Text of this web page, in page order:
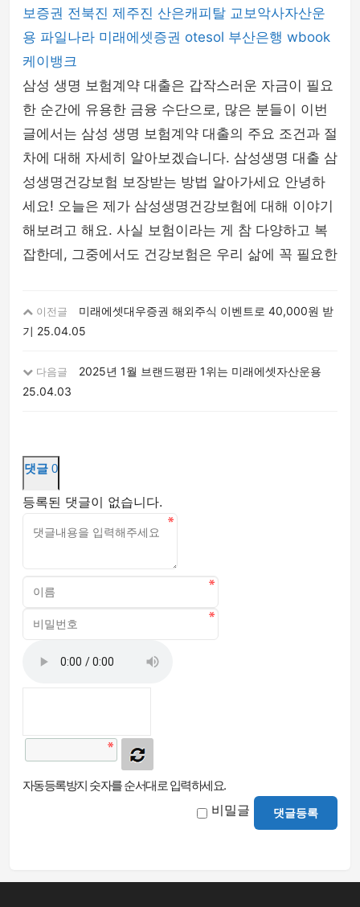
보증권 전북진 제주진 산은캐피탈 교보악사자산운
용 파일나라 미래에셋증권 otesol 부산은행 wbook
케이뱅크
삼성 생명 보험계약 대출은 갑작스러운 자금이 필요
한 순간에 유용한 금융 수단으로, 많은 분들이 이번
글에서는 삼성 생명 보험계약 대출의 주요 조건과 절
차에 대해 자세히 알아보겠습니다. 삼성생명 대출 삼
성생명건강보험 보장받는 방법 알아가세요 안녕하
세요! 오늘은 제가 삼성생명건강보험에 대해 이야기
해보려고 해요. 사실 보험이라는 게 참 다양하고 복
잡한데, 그중에서도 건강보험은 우리 삶에 꼭 필요한
이전글
미래에셋대우증권 해외주식 이벤트로 40,000원 받
기 25.04.05
다음글
2025년 1월 브랜드평판 1위는 미래에셋자산운용
25.04.03
댓글 0
등록된 댓글이 없습니다.
자동등록방지 숫자를 순서대로 입력하세요.
비밀글 댓글등록